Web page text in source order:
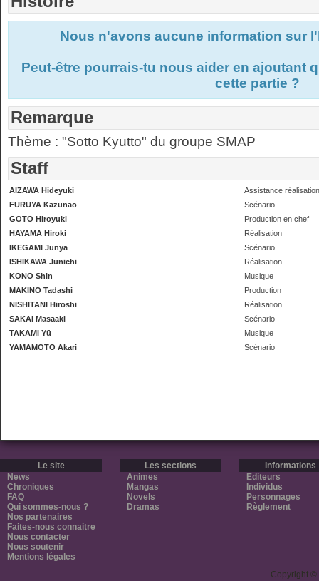
Nous n'avons aucune information sur
Peut-être pourrais-tu nous aider en ajoutant
cette partie ?
Remarque
Thème : "Sotto Kyutto" du groupe SMAP
Staff
AIZAWA Hideyuki
Assistance réalisation
FURUYA Kazunao
Scénario
GOTŌ Hiroyuki
Production en chef
HAYAMA Hiroki
Réalisation
IKEGAMI Junya
Scénario
ISHIKAWA Junichi
Réalisation
KŌNO Shin
Musique
MAKINO Tadashi
Production
NISHITANI Hiroshi
Réalisation
SAKAI Masaaki
Scénario
TAKAMI Yū
Musique
YAMAMOTO Akari
Scénario
Le site
News
Chroniques
FAQ
Qui sommes-nous ?
Nos partenaires
Faites-nous connaitre
Nous contacter
Nous soutenir
Mentions légales
Les sections
Animes
Mangas
Novels
Dramas
Informations
Editeurs
Individus
Personnages
Règlement
Copyright ©